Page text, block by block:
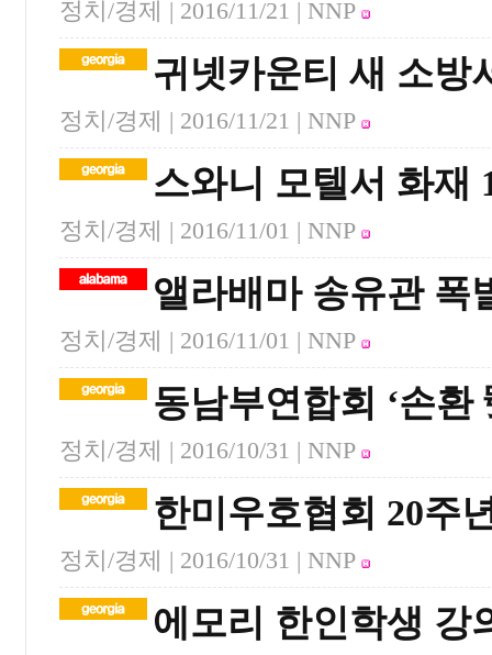
정치/경제 | 2016/11/21 | NNP
귀넷카운티 새 소방
정치/경제 | 2016/11/21 | NNP
스와니 모텔서 화재
정치/경제 | 2016/11/01 | NNP
앨라배마 송유관 폭
정치/경제 | 2016/11/01 | NNP
동남부연합회 ‘손환
정치/경제 | 2016/10/31 | NNP
한미우호협회 20주
정치/경제 | 2016/10/31 | NNP
에모리 한인학생 강